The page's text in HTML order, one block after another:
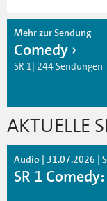
Mehr zur Sendung
Comedy
SR 1| 244 Sendungen
AKTUELLE
Audio | 31.07.2026 |
SR 1